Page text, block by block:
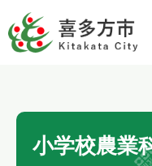
ー
ジ
文
小学校農業